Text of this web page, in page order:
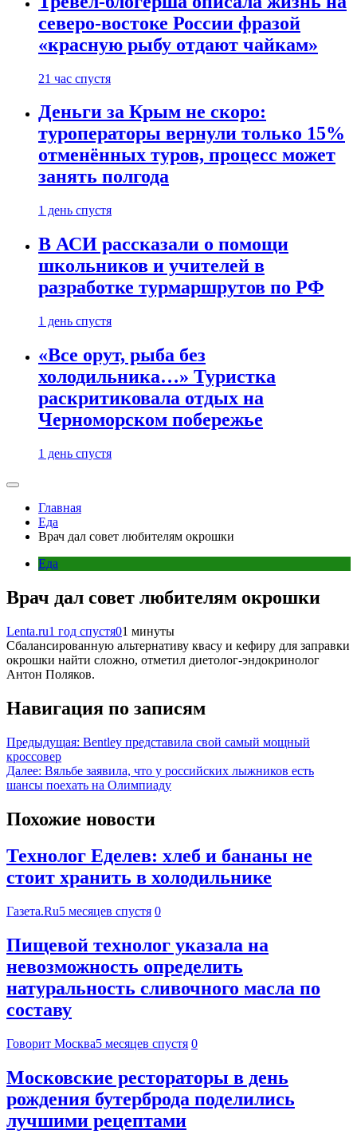
северо-востоке России фразой
«красную рыбу отдают чайкам»
21 час спустя
Деньги за Крым не скоро:
туроператоры вернули только 15%
отменённых туров, процесс может
занять полгода
1 день спустя
В АСИ рассказали о помощи
школьников и учителей в
разработке турмаршрутов по РФ
1 день спустя
«Все орут, рыба без
холодильника…» Туристка
раскритиковала отдых на
Черноморском побережье
1 день спустя
Главная
Еда
Врач дал совет любителям окрошки
Еда
Врач дал совет любителям окрошки
Lenta.ru1 год спустя01 минуты
Сбалансированную альтернативу квасу и кефиру для заправки
окрошки найти сложно, отметил диетолог-эндокринолог
Антон Поляков.
Навигация по записям
Предыдущая: Bentley представила свой самый мощный
кроссовер
Далее: Вяльбе заявила, что у российских лыжников есть
шансы поехать на Олимпиаду
Похожие новости
Технолог Еделев: хлеб и бананы не
стоит хранить в холодильнике
Газета.Ru5 месяцев спустя 0
Пищевой технолог указала на
невозможность определить
натуральность сливочного масла по
составу
Говорит Москва5 месяцев спустя 0
Московские рестораторы в день
рождения бутерброда поделились
лучшими рецептами